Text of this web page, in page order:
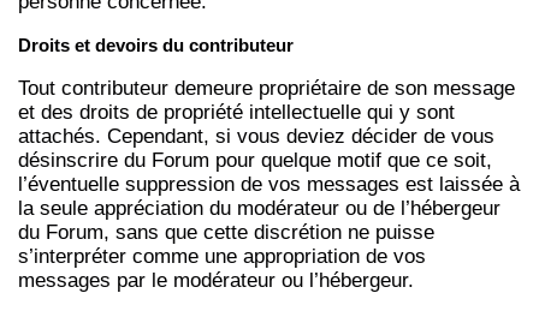
Droits et devoirs du contributeur
Tout contributeur demeure propriétaire de son message
et des droits de propriété intellectuelle qui y sont
attachés. Cependant, si vous deviez décider de vous
désinscrire du Forum pour quelque motif que ce soit,
l’éventuelle suppression de vos messages est laissée à
la seule appréciation du modérateur ou de l’hébergeur
du Forum, sans que cette discrétion ne puisse
s’interpréter comme une appropriation de vos
messages par le modérateur ou l’hébergeur.